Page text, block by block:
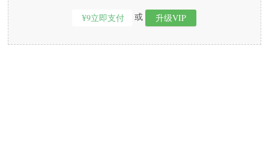
¥9立即支付 或 升级VIP